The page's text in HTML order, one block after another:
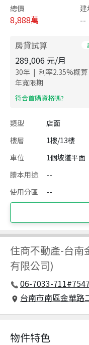
總價
8,888萬
建
--
房貸試算
289,006 元/月
30年 | 利率2.35%概算
年寬限期
​符合首購資格嗎?
類型 店面
樓層
1樓/13樓
車位
1個坡道平面
謄本用途
--
使用分區
--
住商不動產-台南
有限公司)
06-7033-
台南市南區金華路
物件特色